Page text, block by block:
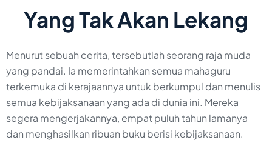
Yang Tak Akan Lekang
Menurut sebuah cerita, tersebutlah seorang raja muda
yang pandai. Ia memerintahkan semua mahaguru
terkemuka di kerajaannya untuk berkumpul dan menulis
semua kebijaksanaan yang ada di dunia ini. Mereka
segera mengerjakannya, empat puluh tahun lamanya
dan menghasilkan ribuan buku berisi kebijaksanaan.